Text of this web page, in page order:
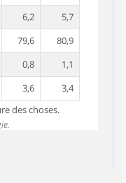
6,2
5,7
79,6
80,9
0,8
1,1
3,6
3,4
des choses.